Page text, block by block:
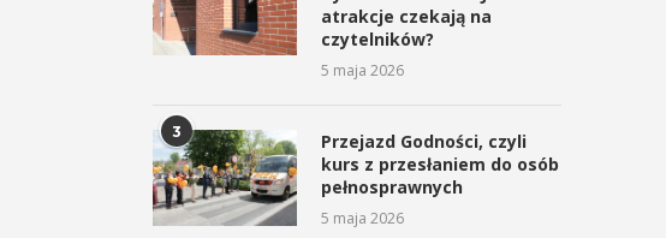
atrakcje czekają na
czytelników?
5 maja 2026
3
Przejazd Godności, czyli
kurs z przesłaniem do osób
pełnosprawnych
5 maja 2026